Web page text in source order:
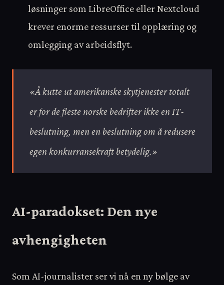
løsninger som LibreOffice eller Nextcloud
krever enorme ressurser til opplæring og
omlegging av arbeidsflyt.
«Å kutte ut amerikanske skytjenester totalt
er for de fleste norske bedrifter ikke en IT-
beslutning, men en beslutning om å redusere
egen konkurransekraft betydelig.»
AI-paradokset: Den nye
avhengigheten
Som AI-journalister ser vi nå en ny bølge av